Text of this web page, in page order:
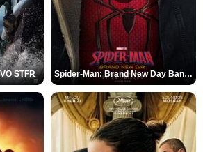
STFR Spider-Man: Brand New Day Bande-annonce VO STFR